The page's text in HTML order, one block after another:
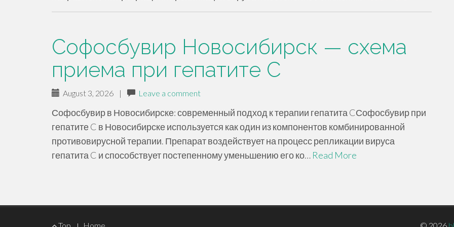
Софосбувир Новосибирск — схема
приема при гепатите C
August 3, 2026 | Leave a comment
Софосбувир в Новосибирске: современный подход к терапии гепатита CСофосбувир при
гепатите C в Новосибирске используется как один из компонентов комбинированной
противовирусной терапии. Препарат воздействует на процесс репликации вируса
гепатита C и способствует постепенному уменьшению его ко… Read More